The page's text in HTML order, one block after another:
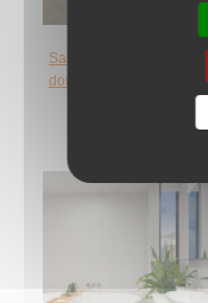
Salle de bains : quelle
douche choisir ?